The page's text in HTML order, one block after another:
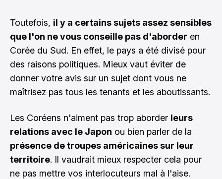
Toutefois, il y a certains sujets assez sensibles
que l'on ne vous conseille pas d'aborder en
Corée du Sud. En effet, le pays a été divisé pour
des raisons politiques. Mieux vaut éviter de
donner votre avis sur un sujet dont vous ne
maîtrisez pas tous les tenants et les aboutissants.
Les Coréens n'aiment pas trop aborder leurs
relations avec le Japon ou bien parler de la
présence de troupes américaines sur leur
territoire. Il vaudrait mieux respecter cela pour
ne pas mettre vos interlocuteurs mal à l'aise.